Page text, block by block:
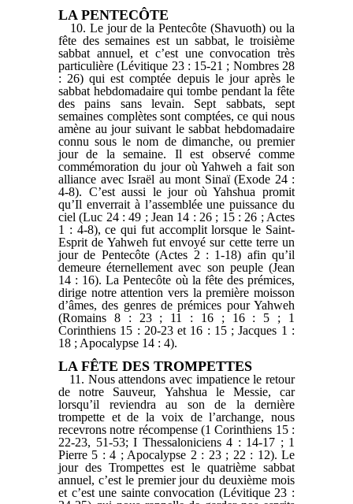
LA PENTECÔTE
10. Le jour de la Pentecôte (Shavuoth) ou la
fête des semaines est un sabbat, le troisième
sabbat annuel, et c’est une convocation très
particulière (Lévitique 23 : 15-21 ; Nombres 28
: 26) qui est comptée depuis le jour après le
sabbat hebdomadaire qui tombe pendant la fête
des pains sans levain. Sept sabbats, sept
semaines complètes sont comptées, ce qui nous
amène au jour suivant le sabbat hebdomadaire
connu sous le nom de dimanche, ou premier
jour de la semaine. Il est observé comme
commémoration du jour où Yahweh a fait son
alliance avec Israël au mont Sinaï (Exode 24 :
4-8). C’est aussi le jour où Yahshua promit
qu’Il enverrait à l’assemblée une puissance du
ciel (Luc 24 : 49 ; Jean 14 : 26 ; 15 : 26 ; Actes
1 : 4-8), ce qui fut accomplit lorsque le Saint-
Esprit de Yahweh fut envoyé sur cette terre un
jour de Pentecôte (Actes 2 : 1-18) afin qu’il
demeure éternellement avec son peuple (Jean
14 : 16). La Pentecôte où la fête des prémices,
dirige notre attention vers la première moisson
d’âmes, des genres de prémices pour Yahweh
(Romains 8 : 23 ; 11 : 16 ; 16 : 5 ; 1
Corinthiens 15 : 20-23 et 16 : 15 ; Jacques 1 :
18 ; Apocalypse 14 : 4).
LA FÊTE DES TROMPETTES
11. Nous attendons avec impatience le retour
de notre Sauveur, Yahshua le Messie, car
lorsqu’il reviendra au son de la dernière
trompette et de la voix de l’archange, nous
recevrons notre récompense (1 Corinthiens 15 :
22-23, 51-53; I Thessaloniciens 4 : 14-17 ; 1
Pierre 5 : 4 ; Apocalypse 2 : 23 ; 22 : 12). Le
jour des Trompettes est le quatrième sabbat
annuel, c’est le premier jour du deuxième mois
et c’est une sainte convocation (Lévitique 23 :